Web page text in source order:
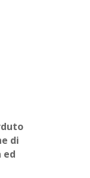
di
ed